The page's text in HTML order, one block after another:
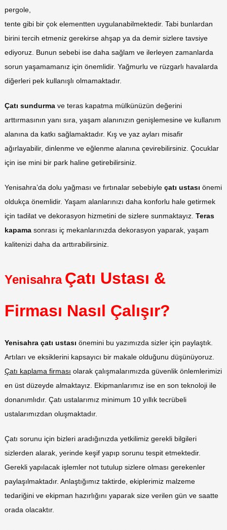
pergole,
tente gibi bir çok elementten uygulanabilmektedir. Tabi bunlardan
birini tercih etmeniz gerekirse ahşap ya da demir sizlere tavsiye
ediyoruz. Bunun sebebi ise daha sağlam ve ilerleyen zamanlarda
sorun yaşamamanız için önemlidir. Yağmurlu ve rüzgarlı havalarda
diğerleri pek kullanışlı olmamaktadır.
Çatı sundurma ve teras kapatma mülkünüzün değerini
arttırmasının yanı sıra, yaşam alanınızın genişlemesine ve kullanım
alanına da katkı sağlamaktadır. Kış ve yaz ayları misafir
ağırlayabilir, dinlenme ve eğlenme alanına çevirebilirsiniz. Çocuklar
için ise mini bir park haline getirebilirsiniz.
Yenisahra’da dolu yağması ve fırtınalar sebebiyle çatı ustası önemi
oldukça önemlidir. Yaşam alanlarınızı daha konforlu hale getirmek
için tadilat ve dekorasyon hizmetini de sizlere sunmaktayız. Teras
kapama sonrası iç mekanlarınızda dekorasyon yaparak, yaşam
kalitenizi daha da arttırabilirsiniz.
Yenisahra Çatı Ustası &
Firması Nasıl Çalışır?
Yenisahra çatı ustası önemini bu yazımızda sizler için paylaştık.
Artıları ve eksiklerini kapsayıcı bir makale olduğunu düşünüyoruz.
Çatı kaplama firması olarak çalışmalarımızda güvenlik önlemlerimizi
en üst düzeyde almaktayız. Ekipmanlarımız ise en son teknoloji ile
donanımlıdır. Çatı ustalarımız minimum 10 yıllık tecrübeli
ustalarımızdan oluşmaktadır.
Çatı sorunu için bizleri aradığınızda yetkilimiz gerekli bilgileri
sizlerden alarak, yerinde keşif yapıp sorunu tespit etmektedir.
Gerekli yapılacak işlemler not tutulup sizlere olması gerekenler
paylaşılmaktadır. Anlaştığımız taktirde, ekiplerimiz malzeme
tedariğini ve ekipman hazırlığını yaparak size verilen gün ve saatte
orada olacaktır.